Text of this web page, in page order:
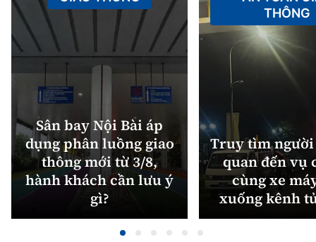
Sân bay Nội Bài áp
dụng phân luồng giao
thông mới từ 3/8,
hành khách cần lưu ý
gì?
Truy tìm
quan đến vụ
cùng xe
xuống kênh
THÔNG